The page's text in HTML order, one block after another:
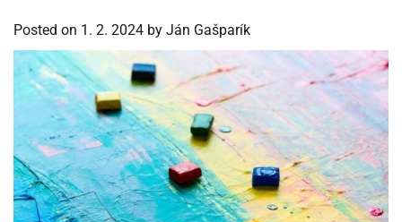
Posted on 1. 2. 2024 by Ján Gašparík